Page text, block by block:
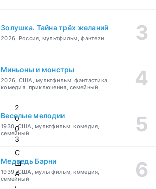
2
0
0
3
С
Ш
А
,
Золушка. Тайна трёх желаний
2026, Россия, мультфильм, фэнтези
Миньоны и монстры
2026, США, мультфильм, фантастика,
комедия, приключения, семейный
Веселые мелодии
1930, США, мультфильм, комедия,
семейный
Медведь Барни
1939, США, мультфильм, комедия,
семейный